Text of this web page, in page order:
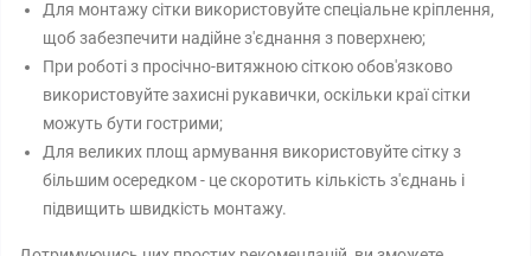
Для монтажу сітки використовуйте спеціальне кріплення,
щоб забезпечити надійне з'єднання з поверхнею;
При роботі з просічно-витяжною сіткою обов'язково
використовуйте захисні рукавички, оскільки краї сітки
можуть бути гострими;
Для великих площ армування використовуйте сітку з
більшим осередком - це скоротить кількість з'єднань і
підвищить швидкість монтажу.